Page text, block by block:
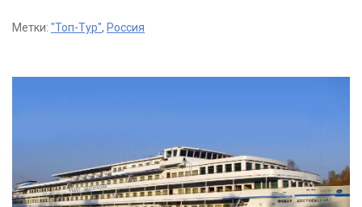
Метки: "Топ-Тур", Россия